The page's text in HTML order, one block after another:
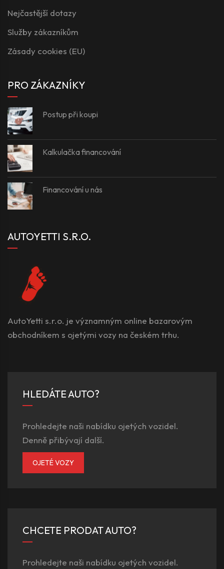
Nejčastější dotazy
Služby zákazníkům
Zásady cookies (EU)
PRO ZÁKAZNÍKY
Postup při koupi
Kalkulačka financování
Financování u nás
AUTOYETTI S.R.O.
AutoYetti s.r.o. je významným online bazarovým
obchodníkem s ojetými vozy na českém trhu.
HLEDÁTE AUTO?
Prohledejte naši nabídku ojetých vozidel.
Denně přibývají další.
OJETÉ VOZY
CHCETE PRODAT AUTO?
Prohledejte naši nabídku ojetých vozidel.